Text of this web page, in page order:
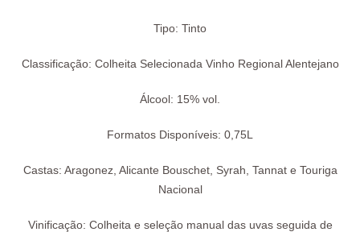
Tipo: Tinto
Classificação: Colheita Selecionada Vinho Regional Alentejano
Álcool: 15% vol.
Formatos Disponíveis: 0,75L
Castas: Aragonez, Alicante Bouschet, Syrah, Tannat e Touriga
Nacional
Vinificação: Colheita e seleção manual das uvas seguida de